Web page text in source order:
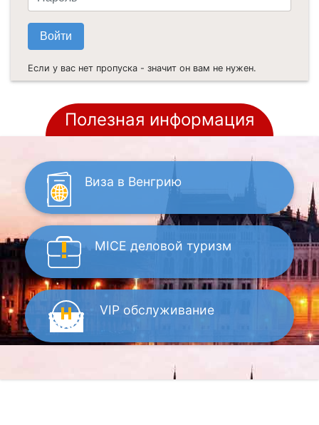
Если у вас нет пропуска - значит он вам не нужен.
Полезная информация
Виза в Венгрию
MICE деловой туризм
VIP обслуживание